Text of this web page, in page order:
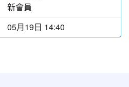
新會員
05月19日 14:40